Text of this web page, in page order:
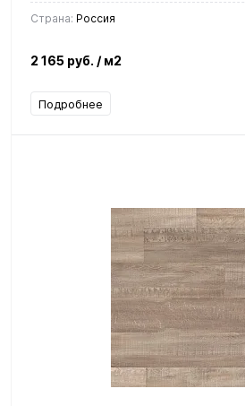
Страна: Россия
2 165 руб. / м2
Подробнее